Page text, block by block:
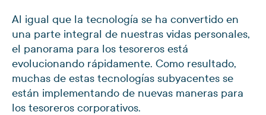
Al igual que la tecnología se ha convertido en
una parte integral de nuestras vidas personales,
el panorama para los tesoreros está
evolucionando rápidamente. Como resultado,
muchas de estas tecnologías subyacentes se
están implementando de nuevas maneras para
los tesoreros corporativos.